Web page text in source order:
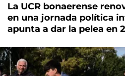
La UCR bonaerense
en una jornada política
apunta a dar la pelea en